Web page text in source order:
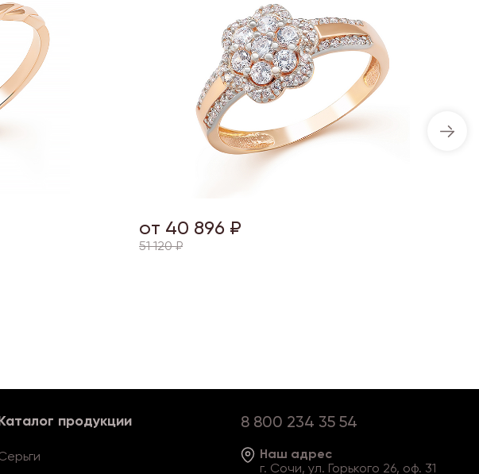
от 40 896 ₽
51 120 ₽
продукции 8 800 234 35 54
Наш адрес
г. Сочи, ул. Горького 26, оф. 31